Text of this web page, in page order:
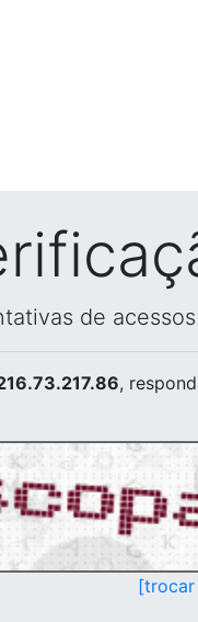
de
,
[trocar